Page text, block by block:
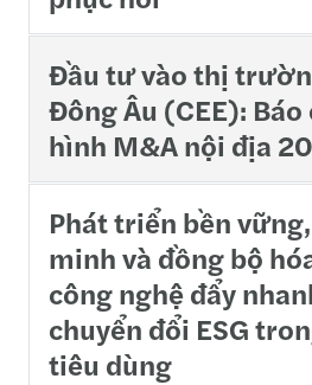
Đầu tư vào thị
Đông Âu (CEE):
hình M&A nội địa
Phát triển bền
minh và đồng bộ
công nghệ đẩy
chuyển đổi ESG
tiêu dùng